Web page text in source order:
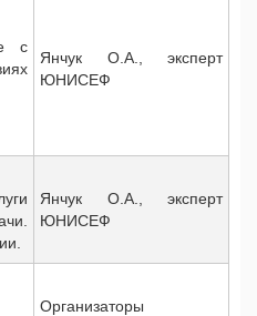
с
Янчук О.А., эксперт
ЮНИСЕФ
Янчук О.А., эксперт
ЮНИСЕФ
Организаторы